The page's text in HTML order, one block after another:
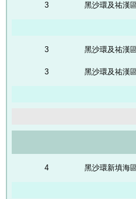
3 黑沙環及祐漢
3 黑沙環及祐漢
3 黑沙環及祐漢
4 黑沙環新填海